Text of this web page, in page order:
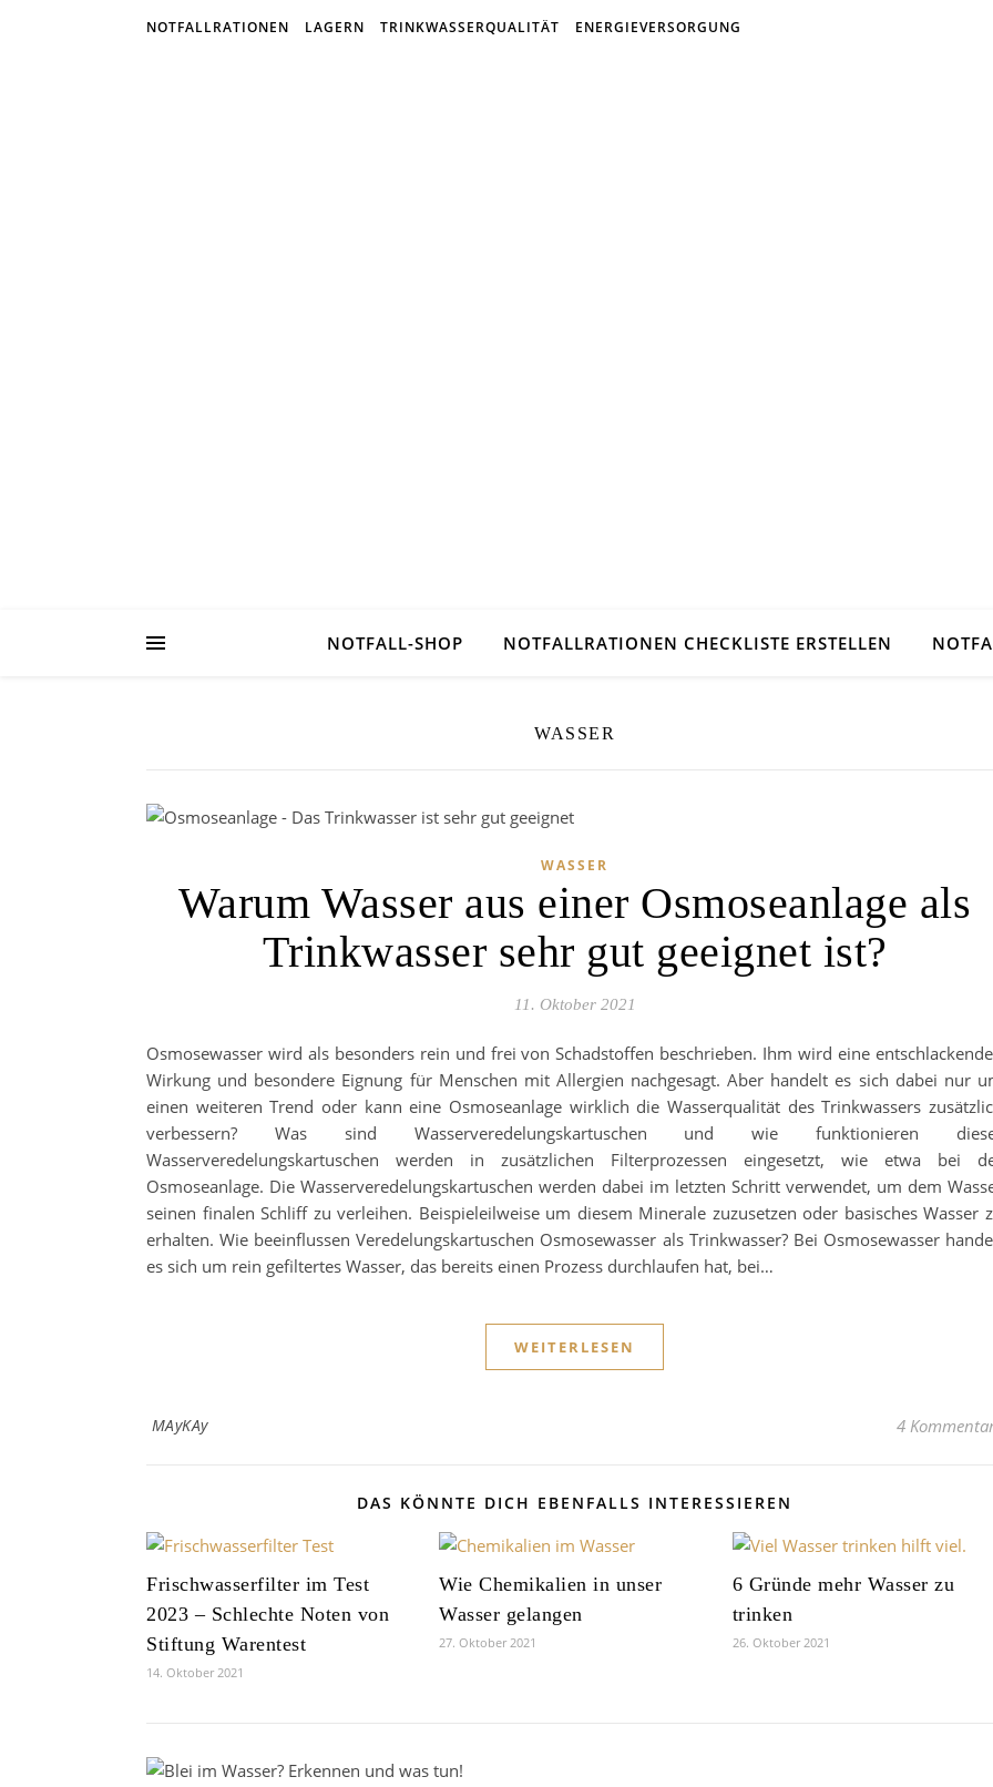
NOTFALLRATIONEN LAGERN TRINKWASSERQUALITÄT ENERGIEVERSORGUNG
NOTFALL-SHOP NOTFALLRATIONEN CHECKLISTE ERSTELLEN
WASSER
WASSER
Warum Wasser aus einer Osmoseanlage als
Trinkwasser sehr gut geeignet ist?
11. Oktober 2021
Osmosewasser wird als besonders rein und frei von Schadstoffen beschrieben. Ihm wird eine
Wirkung und besondere Eignung für Menschen mit Allergien nachgesagt. Aber handelt es sich dabei nur
einen weiteren Trend oder kann eine Osmoseanlage wirklich die Wasserqualität des Trinkwassers
verbessern? Was sind Wasserveredelungskartuschen und wie funktionieren
Wasserveredelungskartuschen werden in zusätzlichen Filterprozessen eingesetzt, wie etwa bei
Osmoseanlage. Die Wasserveredelungskartuschen werden dabei im letzten Schritt verwendet, um dem
seinen finalen Schliff zu verleihen. Beispieleilweise um diesem Minerale zuzusetzen oder basisches Wasser
erhalten. Wie beeinflussen Veredelungskartuschen Osmosewasser als Trinkwasser? Bei Osmosewasser
es sich um rein gefiltertes Wasser, das bereits einen Prozess durchlaufen hat, bei…
WEITERLESEN
MAyKAy 4
DAS KÖNNTE DICH EBENFALLS INTERESSIEREN
Frischwasserfilter im Test
2023 – Schlechte Noten von
Stiftung Warentest
14. Oktober 2021
Wie Chemikalien in unser
Wasser gelangen
27. Oktober 2021
6 Gründe mehr Wasser zu
trinken
26. Oktober 2021